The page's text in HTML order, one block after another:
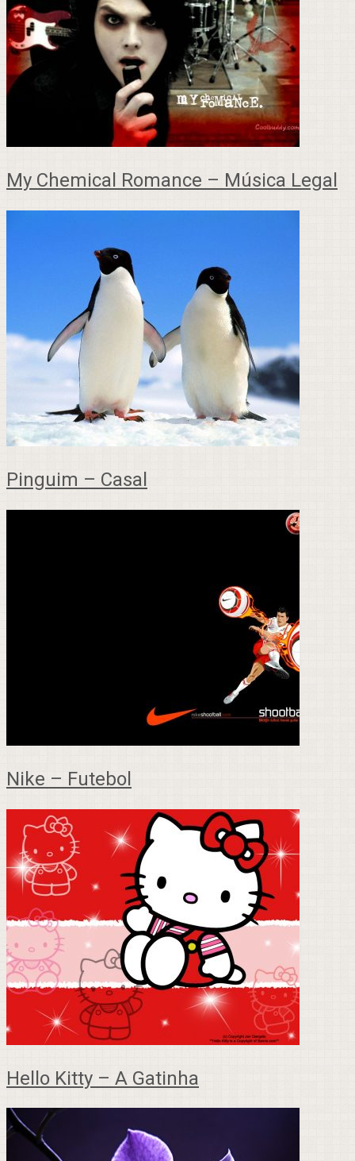
My Chemical Romance – Música Legal
Pinguim – Casal
Nike – Futebol
Hello Kitty – A Gatinha